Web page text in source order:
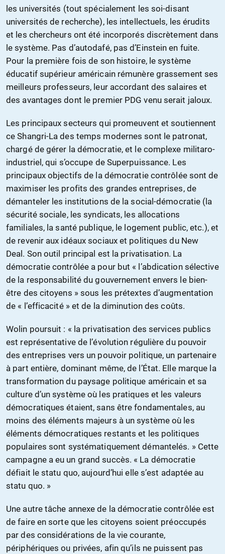
les universités (tout spécialement les soi-disant
universités de recherche), les intellectuels, les érudits
et les chercheurs ont été incorporés discrètement dans
le système. Pas d’autodafé, pas d’Einstein en fuite.
Pour la première fois de son histoire, le système
éducatif supérieur américain rémunère grassement ses
meilleurs professeurs, leur accordant des salaires et
des avantages dont le premier PDG venu serait jaloux.
Les principaux secteurs qui promeuvent et soutiennent
ce Shangri-La des temps modernes sont le patronat,
chargé de gérer la démocratie, et le complexe militaro-
industriel, qui s’occupe de Superpuissance. Les
principaux objectifs de la démocratie contrôlée sont de
maximiser les profits des grandes entreprises, de
démanteler les institutions de la social-démocratie (la
sécurité sociale, les syndicats, les allocations
familiales, la santé publique, le logement public, etc.), et
de revenir aux idéaux sociaux et politiques du New
Deal. Son outil principal est la privatisation. La
démocratie contrôlée a pour but « l’abdication sélective
de la responsabilité du gouvernement envers le bien-
être des citoyens » sous les prétextes d’augmentation
de « l’efficacité » et de la diminution des coûts.
Wolin poursuit : « la privatisation des services publics
est représentative de l’évolution régulière du pouvoir
des entreprises vers un pouvoir politique, un partenaire
à part entière, dominant même, de l’État. Elle marque la
transformation du paysage politique américain et sa
culture d’un système où les pratiques et les valeurs
démocratiques étaient, sans être fondamentales, au
moins des éléments majeurs à un système où les
éléments démocratiques restants et les politiques
populaires sont systématiquement démantelés. » Cette
campagne a eu un grand succès. « La démocratie
défiait le statu quo, aujourd’hui elle s’est adaptée au
statu quo. »
Une autre tâche annexe de la démocratie contrôlée est
de faire en sorte que les citoyens soient préoccupés
par des considérations de la vie courante,
périphériques ou privées, afin qu’ils ne puissent pas